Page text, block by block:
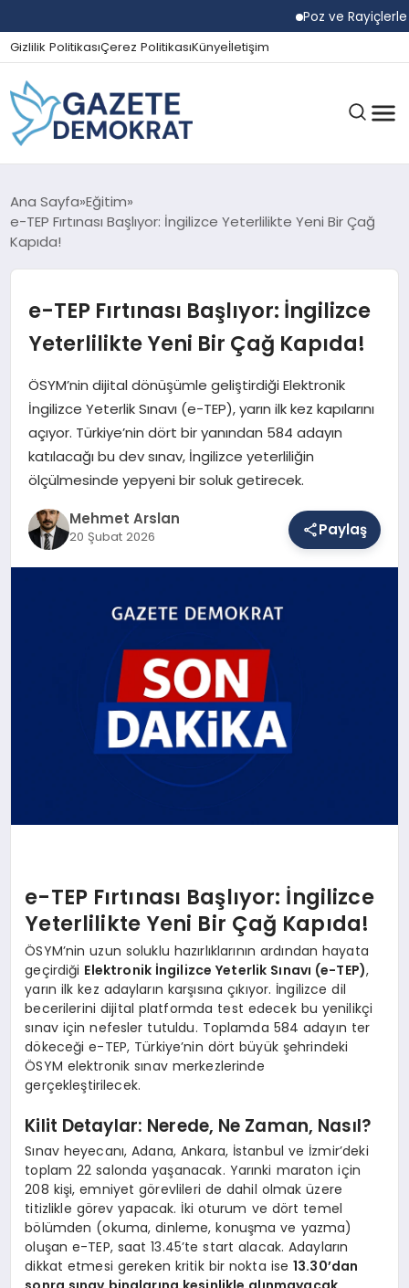
Poz ve Rayiçlerle
Gizlilik PolitikasıÇerez PolitikasıKünyeİletişim
GÜNDEM
EKONOMI
SPOR
MAGAZIN
EĞITIM
Ana Sayfa Eğitim
e-TEP Fırtınası Başlıyor: İngilizce Yeterlilikte Yeni Bir Çağ
Kapıda!
e-TEP Fırtınası Başlıyor: İngilizce
Yeterlilikte Yeni Bir Çağ Kapıda!
ÖSYM’nin dijital dönüşümle geliştirdiği Elektronik
İngilizce Yeterlik Sınavı (e-TEP), yarın ilk kez kapılarını
açıyor. Türkiye’nin dört bir yanından 584 adayın
katılacağı bu dev sınav, İngilizce yeterliliğin
ölçülmesinde yepyeni bir soluk getirecek.
Mehmet Arslan
20 Şubat 2026 Paylaş
e-TEP Fırtınası Başlıyor: İngilizce
Yeterlilikte Yeni Bir Çağ Kapıda!
ÖSYM’nin uzun soluklu hazırlıklarının ardından hayata
geçirdiği Elektronik İngilizce Yeterlik Sınavı (e-TEP),
yarın ilk kez adayların karşısına çıkıyor. İngilizce dil
becerilerini dijital platformda test edecek bu yenilikçi
sınav için nefesler tutuldu. Toplamda 584 adayın ter
dökeceği e-TEP, Türkiye’nin dört büyük şehrindeki
ÖSYM elektronik sınav merkezlerinde
gerçekleştirilecek.
Kilit Detaylar: Nerede, Ne Zaman, Nasıl?
Sınav heyecanı, Adana, Ankara, İstanbul ve İzmir’deki
toplam 22 salonda yaşanacak. Yarınki maraton için
208 kişi, emniyet görevlileri de dahil olmak üzere
titizlikle görev yapacak. İki oturum ve dört temel
bölümden (okuma, dinleme, konuşma ve yazma)
oluşan e-TEP, saat 13.45’te start alacak. Adayların
dikkat etmesi gereken kritik bir nokta ise 13.30’dan